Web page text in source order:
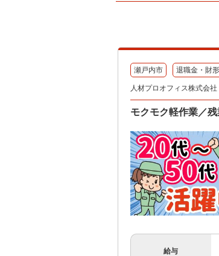
瀬戸内市 退職金・財
人材プロオフィス株式会社
モクモク軽作業／
給与